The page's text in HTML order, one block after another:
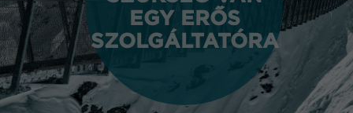
EGY ERŐS
SZOLGÁLTATÓRA
EGY ERŐS
SZOLGÁLTATÓRA